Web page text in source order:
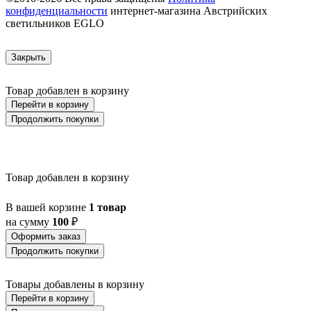
AUROTONELLO
AUSTELL
AZBARREN
BABIRIK
BALEZZE
BALIGIAN
BALIGUIAN
BALLINA
BAMPTON
BANI
BARI 1
BARI-M
BARNSTAPLE
BASALGO 1
BASILANO
BATABANO
BATALLAS
конфиденциальности интернет-магазина Австрийских
светильников EGLO
Закрыть
Товар добавлен в корзину
Перейти в корзину
Продолжить покупки
Товар добавлен в корзину
В вашей корзине 1 товар
на сумму 100 ₽
Оформить заказ
Продолжить покупки
Товары добавлены в корзину
Перейти в корзину